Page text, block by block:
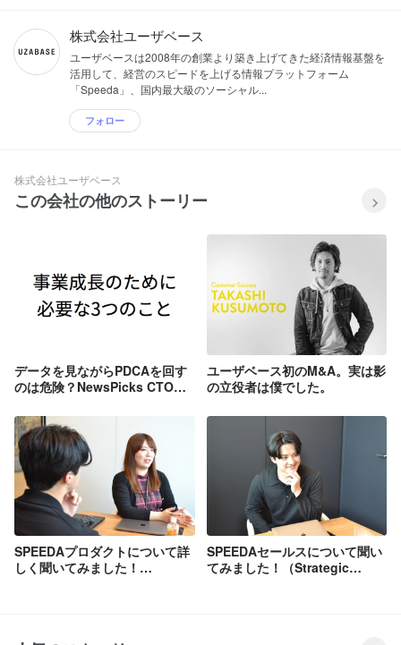
株式会社ユーザベース
ユーザベースは2008年の創業より築き上げてきた経済情報基盤を
活用して、経営のスピードを上げる情報プラットフォーム
「Speeda」、国内最大級のソーシャル...
フォロー
株式会社ユーザベース
この会社の他のストーリー
データを見ながらPDCAを回す
のは危険？NewsPicks CTOが
3つのこと」
ユーザベース初のM&A。実は影
の立役者は僕でした。
SPEEDAプロダクトについて詳
しく聞いてみました！
SPEEDAセールスについて聞い
てみました！（Strategic